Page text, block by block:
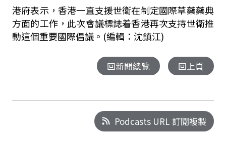
港府表示，香港一直支援世衛在制定國際草藥藥典
方面的工作，此次會議標誌着香港再次支持世衛推
動這個重要國際倡議。(編輯：沈鎮江)
回新聞總覽 回上頁
Podcasts URL 訂閱複製